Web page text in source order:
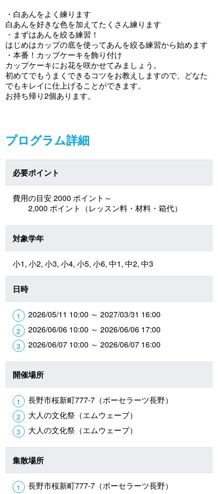
・白あんをよく練ります
白あんを好きな色を加えてたくさん練ります
・まずはあんを絞る練習！
はじめはカップの底を使ってあんを絞る練習から始めます
・本番！カップケーキを飾り付け
カップケーキにお花を咲かせてみましょう。
初めてでもうまくできるコツをお教えしますので、どなた
でもキレイに仕上げることができます。
お持ち帰り2個あります。
プログラム詳細
必要ポイント
費用の目安 2000 ポイント～
2,000 ポイント（レッスン料・材料・箱代）
対象学年
小1, 小2, 小3, 小4, 小5, 小6, 中1, 中2, 中3
日時
2026/05/11 10:00 ～ 2027/03/31 16:00
2026/06/06 10:00 ～ 2026/06/06 17:00
2026/06/07 10:00 ～ 2026/06/07 16:00
開催場所
長野市桜新町777-7（ポーセラーツ長野）
大人の文化祭（エムウェーブ）
大人の文化祭（エムウェーブ）
集散場所
長野市桜新町777-7（ポーセラーツ長野）